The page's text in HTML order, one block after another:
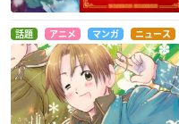
話題 アニメ マンガ ニュース